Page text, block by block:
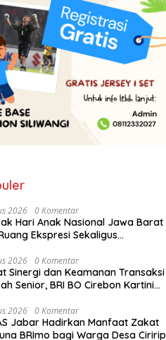
2026 0 Komentar
Hari Anak Nasional Jawa Barat
Ekspresi Sekaligus
2026 0 Komentar
Sinergi dan Keamanan Transaksi
Senior, BRI BO Cirebon Kartini
2026 0 Komentar
Jabar Hadirkan Manfaat Zakat
BRImo bagi Warga Desa Ciririp